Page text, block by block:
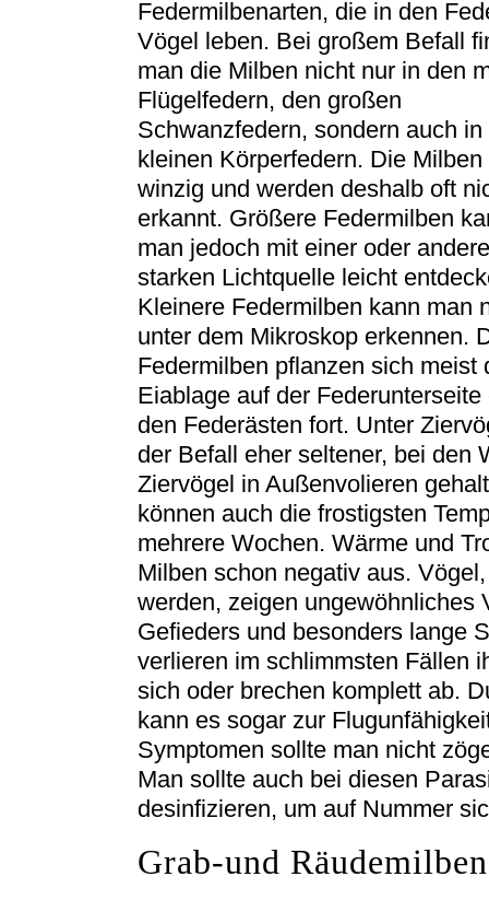
Federmilbenarten, die in den
Vögel leben. Bei großem Befall
man die Milben nicht nur in den
Flügelfedern, den großen
Schwanzfedern, sondern auch in
kleinen Körperfedern. Die Milben
winzig und werden deshalb oft
erkannt. Größere Federmilben
man jedoch mit einer oder
starken Lichtquelle leicht
Kleinere Federmilben kann man
unter dem Mikroskop erkennen.
Federmilben pflanzen sich meist
Eiablage auf der Federunterseite
den Federästen fort. Unter
der Befall eher seltener, bei den
Ziervögel in Außenvolieren
können auch die frostigsten
mehrere Wochen. Wärme und
Milben schon negativ aus.
werden, zeigen ungewöhnliches
Gefieders und besonders lange
verlieren im schlimmsten Fällen
sich oder brechen komplett ab.
kann es sogar zur
Symptomen sollte man nicht
Man sollte auch bei diesen
desinfizieren, um auf Nummer
Grab-und Räudemilben